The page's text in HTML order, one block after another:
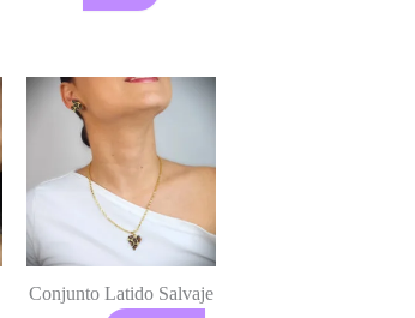
Conjunto Latido Salvaje